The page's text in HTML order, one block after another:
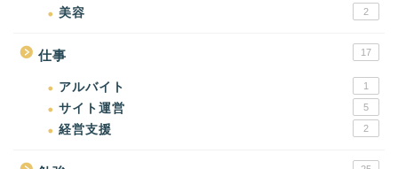
美容 2
仕事 17
アルバイト 1
サイト運営 5
経営支援 2